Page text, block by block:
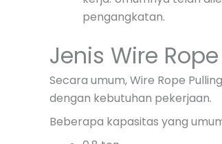
pengangkatan.
Jenis Wire
Secara umum, Wire Rope
dengan kebutuhan pekerjaan.
Beberapa kapasitas yang